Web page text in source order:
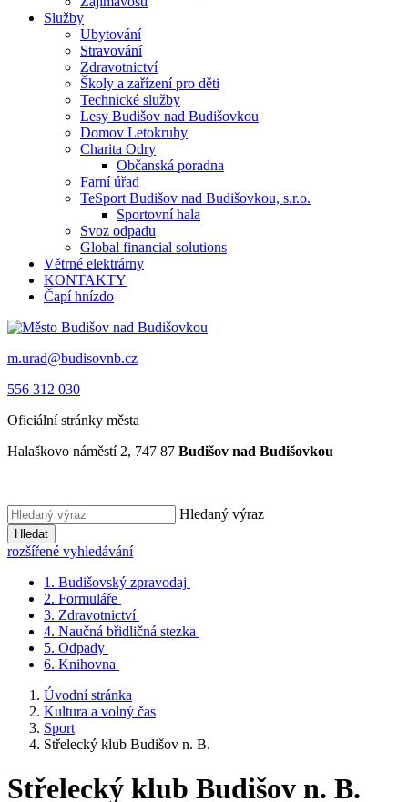
Služby
Ubytování
Stravování
Zdravotnictví
Školy a zařízení pro děti
Technické služby
Lesy Budišov nad Budišovkou
Domov Letokruhy
Charita Odry
Občanská poradna
Farní úřad
TeSport Budišov nad Budišovkou, s.r.o.
Sportovní hala
Svoz odpadu
Global financial solutions
Větrné elektrárny
KONTAKTY
Čapí hnízdo
m.urad@budisovnb.cz
556 312 030
Oficiální stránky města
Halaškovo náměstí 2, 747 87 Budišov nad Budišovkou
Hledaný výraz
Hledat
rozšířené vyhledávání
1. Budišovský zpravodaj
2. Formuláře
3. Zdravotnictví
4. Naučná břidličná stezka
5. Odpady
6. Knihovna
Úvodní stránka
Kultura a volný čas
Sport
Střelecký klub Budišov n. B.
Střelecký klub Budišov n. B.